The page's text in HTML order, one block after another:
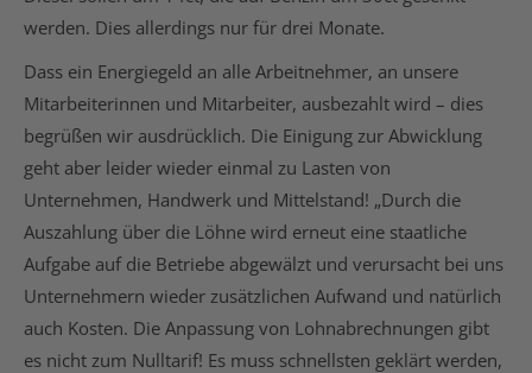
werden. Dies allerdings nur für drei Monate.
Dass ein Energiegeld an alle Arbeitnehmer, an unsere
Mitarbeiterinnen und Mitarbeiter, ausbezahlt wird – dies
begrüßen wir ausdrücklich. Die Einigung zur Abwicklung
geht aber leider wieder einmal zu Lasten von
Unternehmen, Handwerk und Mittelstand! „Durch die
Auszahlung über die Löhne wird erneut eine staatliche
Aufgabe auf die Betriebe abgewälzt und verursacht bei uns
Unternehmern wieder zusätzlichen Aufwand und natürlich
auch Kosten. Die Anpassung von Lohnabrechnungen gibt
es nicht zum Nulltarif! Es muss schnellsten geklärt werden,